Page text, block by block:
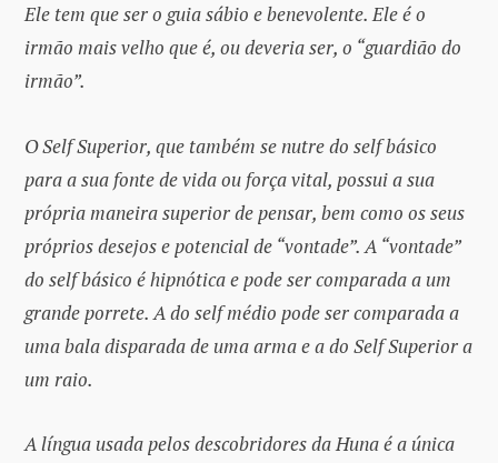
Ele tem que ser o guia sábio e benevolente. Ele é o
irmão mais velho que é, ou deveria ser, o “guardião do
irmão”.
O Self Superior, que também se nutre do self básico
para a sua fonte de vida ou força vital, possui a sua
própria maneira superior de pensar, bem como os seus
próprios desejos e potencial de “vontade”. A “vontade”
do self básico é hipnótica e pode ser comparada a um
grande porrete. A do self médio pode ser comparada a
uma bala disparada de uma arma e a do Self Superior a
um raio.
A língua usada pelos descobridores da Huna é a única